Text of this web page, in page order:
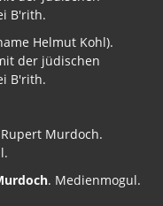
Helmut Kohl).
der jüdischen
B'rith.
. Medienmogul.